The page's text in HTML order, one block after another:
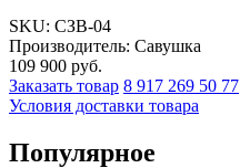
SKU: СЗВ-04
Производитель: Савушка
109 900 руб.
Заказать товар 8 917 269 50 77
Условия доставки товара
Популярное